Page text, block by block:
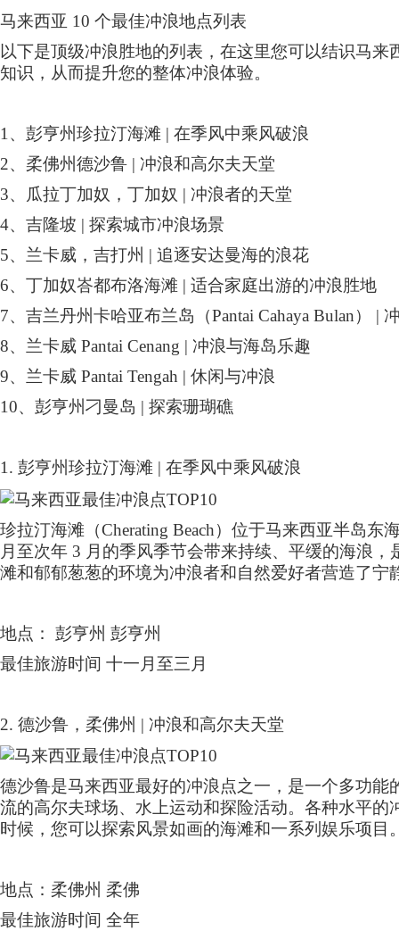
马来西亚 10 个最佳冲浪地点列表
以下是顶级冲浪胜地的列表，在这里您可以结识马
知识，从而提升您的整体冲浪体验。
1 、彭亨州珍拉汀海滩 | 在季风中乘风破浪
2、柔佛州德沙鲁 | 冲浪和高尔夫天堂
3、瓜拉丁加奴，丁加奴 | 冲浪者的天堂
4、吉隆坡 | 探索城市冲浪场景
5、兰卡威，吉打州 | 追逐安达曼海的浪花
6、丁加奴峇都布洛海滩 | 适合家庭出游的冲浪胜地
7、吉兰丹州卡哈亚布兰岛（Pantai Cahaya Bulan） |
8、兰卡威 Pantai Cenang | 冲浪与海岛乐趣
9、兰卡威 Pantai Tengah | 休闲与冲浪
10、彭亨州刁曼岛 | 探索珊瑚礁
1. 彭亨州珍拉汀海滩 | 在季风中乘风破浪
珍拉汀海滩（Cherating Beach）位于马来西亚半岛东
月至次年 3 月的季风季节会带来持续、平缓的海浪
滩和郁郁葱葱的环境为冲浪者和自然爱好者营造了宁
地点： 彭亨州 彭亨州
最佳旅游时间 十一月至三月
2. 德沙鲁，柔佛州 | 冲浪和高尔夫天堂
德沙鲁是马来西亚最好的冲浪点之一，是一个多功
流的高尔夫球场、水上运动和探险活动。各种水平
时候，您可以探索风景如画的海滩和一系列娱乐项目
地点：柔佛州 柔佛
最佳旅游时间 全年